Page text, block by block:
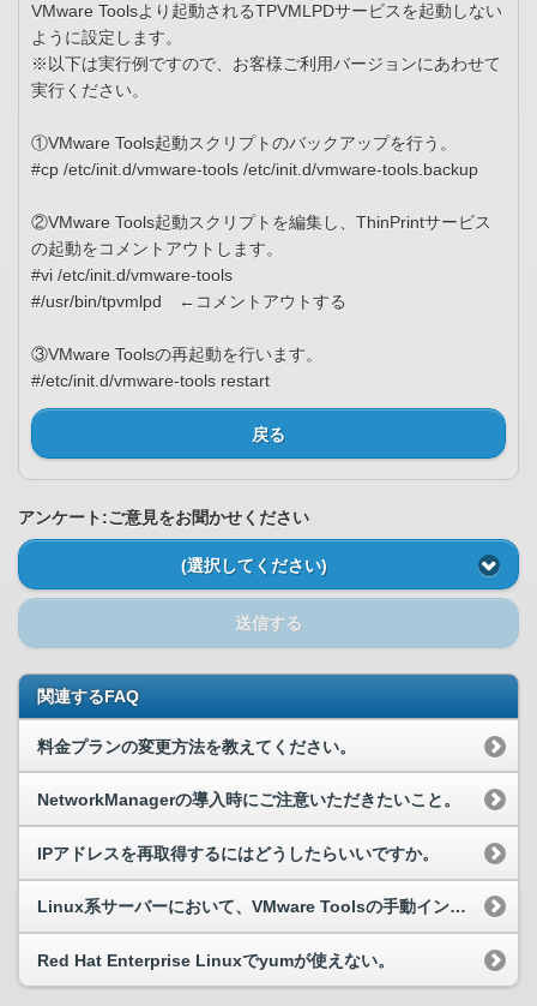
VMware Toolsより起動されるTPVMLPDサービスを起動しない
ように設定します。
※以下は実行例ですので、お客様ご利用バージョンにあわせて
実行ください。
①VMware Tools起動スクリプトのバックアップを行う。
#cp /etc/init.d/vmware-tools /etc/init.d/vmware-tools.backup
②VMware Tools起動スクリプトを編集し、ThinPrintサービス
の起動をコメントアウトします。
#vi /etc/init.d/vmware-tools
#/usr/bin/tpvmlpd ←コメントアウトする
③VMware Toolsの再起動を行います。
#/etc/init.d/vmware-tools restart
戻る
アンケート:ご意見をお聞かせください
(選択してください)
送信する
関連するFAQ
料金プランの変更方法を教えてください。
NetworkManagerの導入時にご注意いただきたいこと。
IPアドレスを再取得するにはどうしたらいいですか。
Linux系サーバーにおいて、VMware Toolsの手動インストールに失敗してしまう。
Red Hat Enterprise Linuxでyumが使えない。